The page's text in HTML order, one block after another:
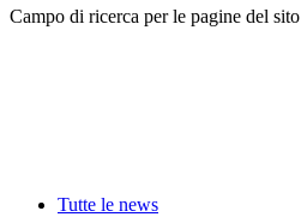
Campo di ricerca per le pagine del sito
Tutte le news